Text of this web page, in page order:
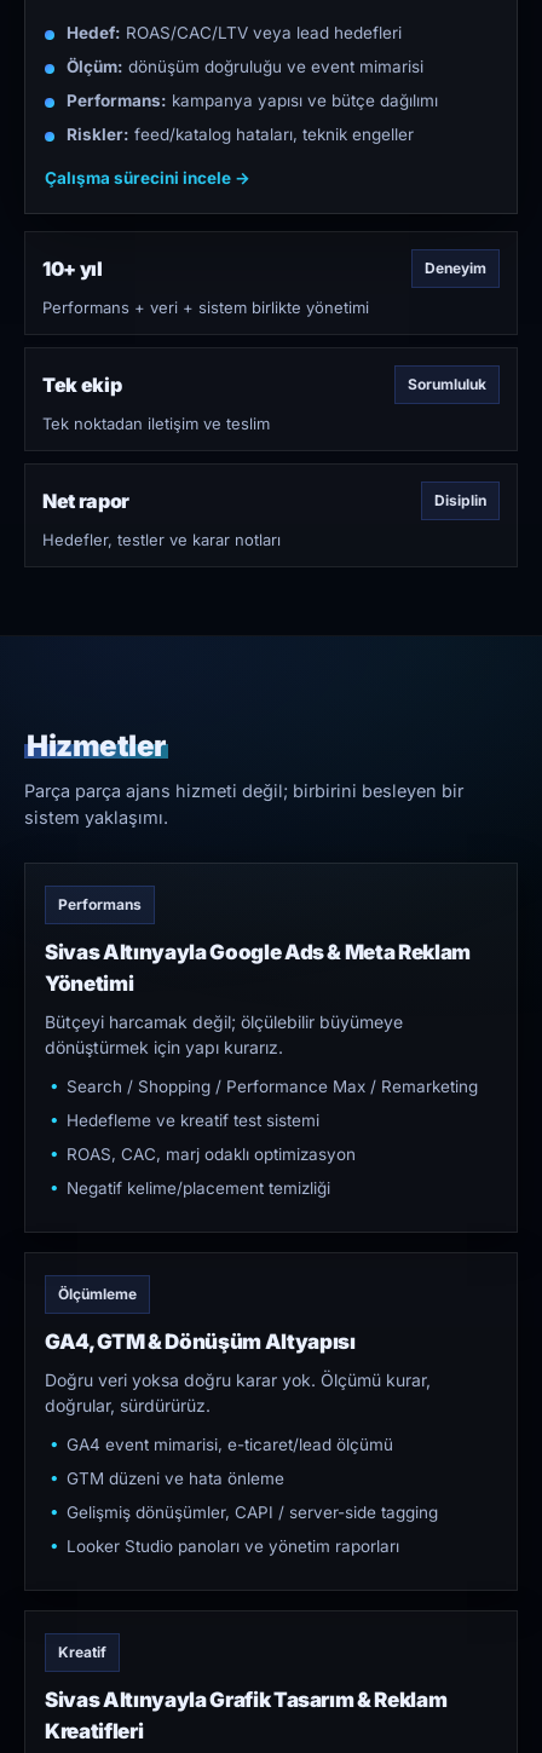
Hedef: ROAS/CAC/LTV veya lead hedefleri
Ölçüm: dönüşüm doğruluğu ve event mimarisi
Performans: kampanya yapısı ve bütçe dağılımı
Riskler: feed/katalog hataları, teknik engeller
Çalışma sürecini incele →
10+ yıl Deneyim
Performans + veri + sistem birlikte yönetimi
Tek ekip Sorumluluk
Tek noktadan iletişim ve teslim
Net rapor Disiplin
Hedefler, testler ve karar notları
Hizmetler
Parça parça ajans hizmeti değil; birbirini besleyen bir
sistem yaklaşımı.
Performans
Sivas Altınyayla Google Ads & Meta Reklam
Yönetimi
Bütçeyi harcamak değil; ölçülebilir büyümeye
dönüştürmek için yapı kurarız.
Search / Shopping / Performance Max / Remarketing
Hedefleme ve kreatif test sistemi
ROAS, CAC, marj odaklı optimizasyon
Negatif kelime/placement temizliği
Ölçümleme
GA4, GTM & Dönüşüm Altyapısı
Doğru veri yoksa doğru karar yok. Ölçümü kurar,
doğrular, sürdürürüz.
GA4 event mimarisi, e-ticaret/lead ölçümü
GTM düzeni ve hata önleme
Gelişmiş dönüşümler, CAPI / server-side tagging
Looker Studio panoları ve yönetim raporları
Kreatif
Sivas Altınyayla Grafik Tasarım & Reklam
Kreatifleri